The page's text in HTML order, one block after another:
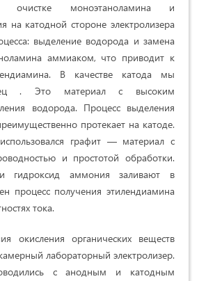
очистке моноэтаноламина и
на катодной стороне электролизера
выделение водорода и замена
аммиаком, что приводит к
В качестве катода мы
. Это материал с высоким
водорода. Процесс выделения
протекает на катоде.
графит — материал с
и простотой обработки.
гидроксид аммония заливают в
процесс получения этилендиамина
тока.
окисления органических веществ
лабораторный электролизер.
с анодным и катодным